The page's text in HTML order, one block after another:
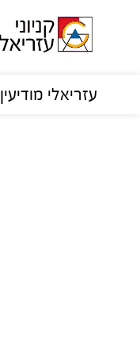
עזריאלי מודיעין